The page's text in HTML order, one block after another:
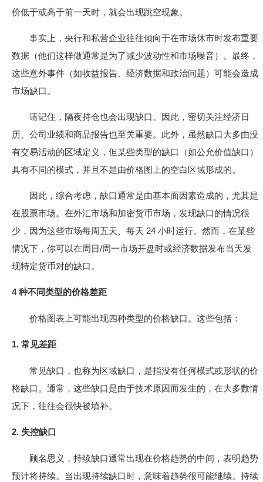
价低于或高于前一天时，就会出现跳空现象。
事实上，央行和私营企业往往倾向于在市场休市时发布重要
数据（他们这样做通常是为了减少波动性和市场噪音）。最终，
这些意外事件（如收益报告、经济数据和政治问题）可能会造成
市场缺口。
请记住，隔夜持仓也会出现缺口。因此，密切关注经济日
历、公司业绩和商品报告也至关重要。此外，虽然缺口大多由没
有交易活动的区域定义，但某些类型的缺口（如公允价值缺口）
具有不同的模式，并且不是由价格图上的空白区域形成的。
因此，综合考虑，缺口通常是由基本面因素造成的，尤其是
在股票市场。在外汇市场和加密货币市场，发现缺口的情况很
少，因为这些市场每周五天、每天 24 小时运行。然而，在某些
情况下，你可以在周日/周一市场开盘时或经济数据发布当天发
现特定货币对的缺口。
4 种不同类型的价格差距
价格图表上可能出现四种类型的价格缺口。这些包括：
1. 常见差距
常见缺口，也称为区域缺口，是指没有任何模式或形状的价
格缺口。通常，这些缺口是由于技术原因而发生的，在大多数情
况下，往往会很快被填补。
2. 失控缺口
顾名思义，持续缺口通常出现在价格趋势的中间，表明趋势
预计将持续。当出现持续缺口时，意味着趋势很可能继续。持续